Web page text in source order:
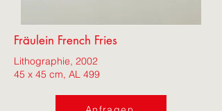
Fräulein French Fries
Lithographie, 2002
45 x 45 cm, AL 499